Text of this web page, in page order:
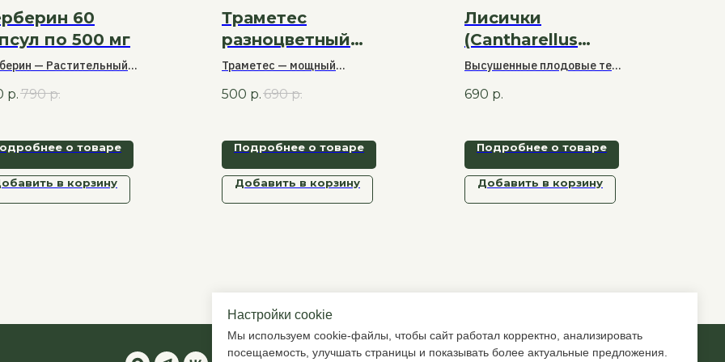
60
по 500 мг
— Растительный
веществ и контроля
р. 790 р.
о товаре
в корзину
Траметес
разноцветный
мицелий 120
Траметес — мощный
наиболее изученных грибов
микробиоту.
500 р. 690 р.
Подробнее о товаре
Добавить в корзину
Лисички
(Cantharellus
cibarius),
100 г
Высушенные плодовые тела
блюд, настоев и других
сушёном либо молотом
виде.
690 р.
Подробнее о товаре
Добавить в корзину
Back to top
Настройки cookie
Мы используем cookie-файлы, чтобы сайт работал корректно, анализировать
посещаемость, улучшать страницы и показывать более актуальные предложения.